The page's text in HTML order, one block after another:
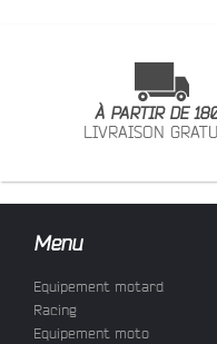
À PARTIR DE
LIVRAISON
Menu
Equipement motard
Racing
Equipement moto